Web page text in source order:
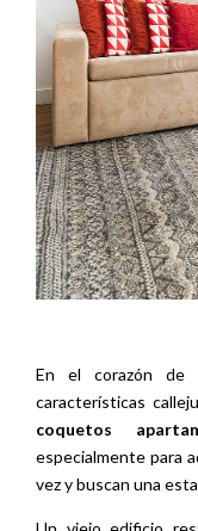
En el corazón de
características
coquetos
especialmente para
vez y buscan una